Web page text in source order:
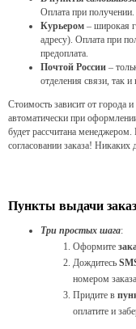
Оплата при получении.
Курьером – широкая
адресу). Оплата при
предоплата.
Почтой России –
отделения связи, так
Стоимость зависит от города
автоматически при
будет рассчитана
согласовании заказа! Никаких
Пункты выдачи
Три простых шага:
Оформите
Дождитесь
номером
Придите в
оплатите и